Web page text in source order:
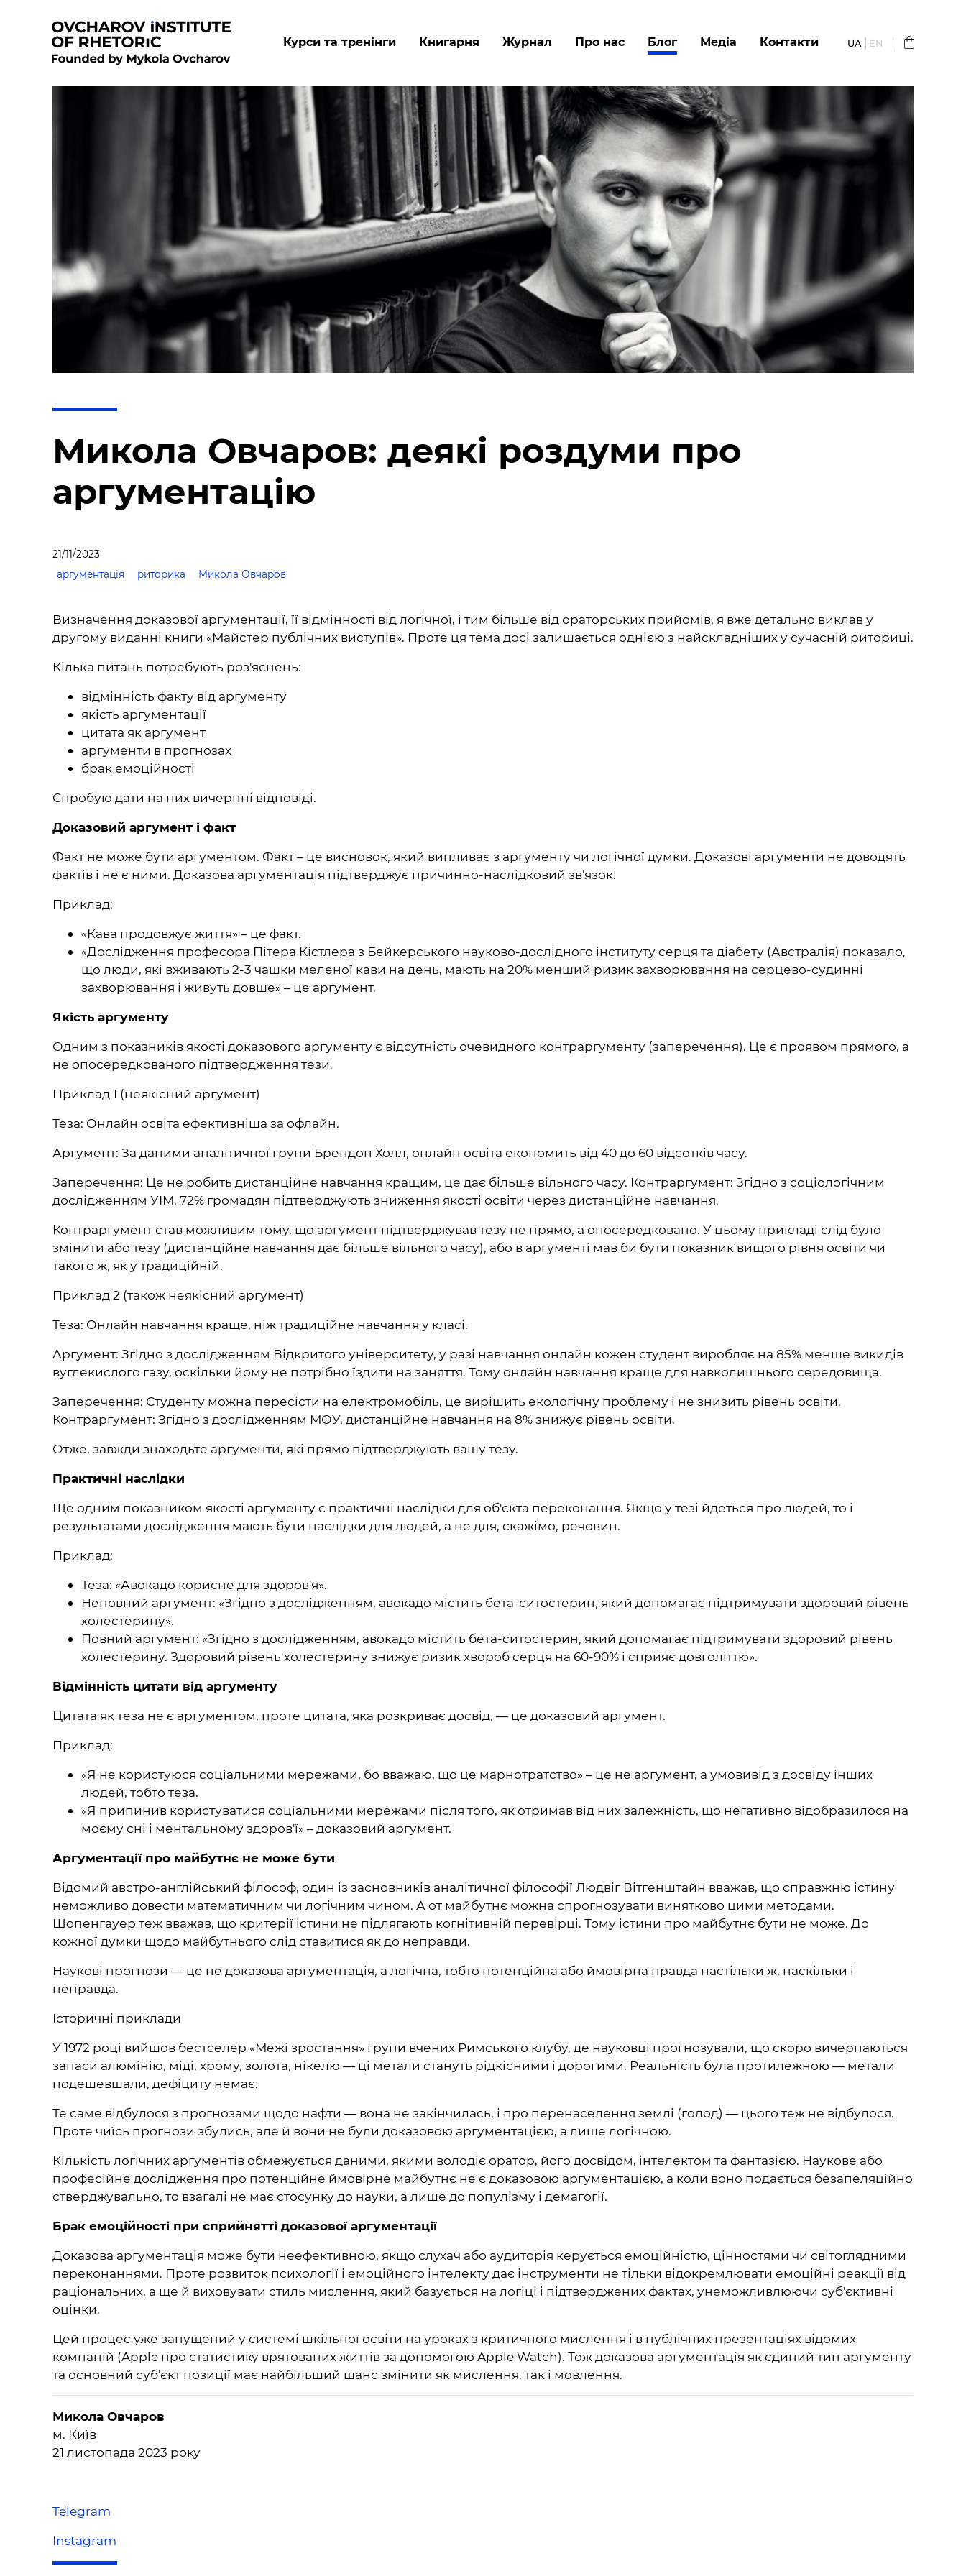
основного
Курси та тренінги Книгарня Журнал Про нас Блог Медіа Контакти UA EN
Микола Овчаров: деякі роздуми про
аргументацію
21/11/2023
аргументація
риторика Микола Овчаров
Визначення доказової аргументації, її відмінності від логічної, і тим більше від ораторських прийомів, я вже детально виклав у
другому виданні книги «Майстер публічних виступів». Проте ця тема досі залишається однією з найскладніших у сучасній риториці.
Кілька питань потребують роз'яснень:
відмінність факту від аргументу
якість аргументації
цитата як аргумент
аргументи в прогнозах
брак емоційності
Спробую дати на них вичерпні відповіді.
Доказовий аргумент і факт
Факт не може бути аргументом. Факт – це висновок, який випливає з аргументу чи логічної думки. Доказові аргументи не доводять
фактів і не є ними. Доказова аргументація підтверджує причинно-наслідковий зв'язок.
Приклад:
«Кава продовжує життя» – це факт.
«Дослідження професора Пітера Кістлера з Бейкерського науково-дослідного інституту серця та діабету (Австралія) показало,
що люди, які вживають 2-3 чашки меленої кави на день, мають на 20% менший ризик захворювання на серцево-судинні
захворювання і живуть довше» – це аргумент.
Якість аргументу
Одним з показників якості доказового аргументу є відсутність очевидного контраргументу (заперечення). Це є проявом прямого, а
не опосередкованого підтвердження тези.
Приклад 1 (неякісний аргумент)
Теза: Онлайн освіта ефективніша за офлайн.
Аргумент: За даними аналітичної групи Брендон Холл, онлайн освіта економить від 40 до 60 відсотків часу.
Заперечення: Це не робить дистанційне навчання кращим, це дає більше вільного часу. Контраргумент: Згідно з соціологічним
дослідженням УІМ, 72% громадян підтверджують зниження якості освіти через дистанційне навчання.
Контраргумент став можливим тому, що аргумент підтверджував тезу не прямо, а опосередковано. У цьому прикладі слід було
змінити або тезу (дистанційне навчання дає більше вільного часу), або в аргументі мав би бути показник вищого рівня освіти чи
такого ж, як у традиційній.
Приклад 2 (також неякісний аргумент)
Теза: Онлайн навчання краще, ніж традиційне навчання у класі.
Аргумент: Згідно з дослідженням Відкритого університету, у разі навчання онлайн кожен студент виробляє на 85% менше викидів
вуглекислого газу, оскільки йому не потрібно їздити на заняття. Тому онлайн навчання краще для навколишнього середовища.
Заперечення: Студенту можна пересісти на електромобіль, це вирішить екологічну проблему і не знизить рівень освіти.
Контраргумент: Згідно з дослідженням МОУ, дистанційне навчання на 8% знижує рівень освіти.
Отже, завжди знаходьте аргументи, які прямо підтверджують вашу тезу.
Практичні наслідки
Ще одним показником якості аргументу є практичні наслідки для об'єкта переконання. Якщо у тезі йдеться про людей, то і
результатами дослідження мають бути наслідки для людей, а не для, скажімо, речовин.
Приклад:
Теза: «Авокадо корисне для здоров'я».
Неповний аргумент: «Згідно з дослідженням, авокадо містить бета-ситостерин, який допомагає підтримувати здоровий рівень
холестерину».
Повний аргумент: «Згідно з дослідженням, авокадо містить бета-ситостерин, який допомагає підтримувати здоровий рівень
холестерину. Здоровий рівень холестерину знижує ризик хвороб серця на 60-90% і сприяє довголіттю».
Відмінність цитати від аргументу
Цитата як теза не є аргументом, проте цитата, яка розкриває досвід, — це доказовий аргумент.
Приклад:
«Я не користуюся соціальними мережами, бо вважаю, що це марнотратство» – це не аргумент, а умовивід з досвіду інших
людей, тобто теза.
«Я припинив користуватися соціальними мережами після того, як отримав від них залежність, що негативно відобразилося на
моєму сні і ментальному здоров'ї» – доказовий аргумент.
Аргументації про майбутнє не може бути
Відомий австро-англійський філософ, один із засновників аналітичної філософії Людвіг Вітгенштайн вважав, що справжню істину
неможливо довести математичним чи логічним чином. А от майбутнє можна спрогнозувати винятково цими методами.
Шопенгауер теж вважав, що критерії істини не підлягають когнітивній перевірці. Тому істини про майбутнє бути не може. До
кожної думки щодо майбутнього слід ставитися як до неправди.
Наукові прогнози — це не доказова аргументація, а логічна, тобто потенційна або ймовірна правда настільки ж, наскільки і
неправда.
Історичні приклади
У 1972 році вийшов бестселер «Межі зростання» групи вчених Римського клубу, де науковці прогнозували, що скоро вичерпаються
запаси алюмінію, міді, хрому, золота, нікелю — ці метали стануть рідкісними і дорогими. Реальність була протилежною — метали
подешевшали, дефіциту немає.
Те саме відбулося з прогнозами щодо нафти — вона не закінчилась, і про перенаселення землі (голод) — цього теж не відбулося.
Проте чиїсь прогнози збулись, але й вони не були доказовою аргументацією, а лише логічною.
Кількість логічних аргументів обмежується даними, якими володіє оратор, його досвідом, інтелектом та фантазією. Наукове або
професійне дослідження про потенційне ймовірне майбутнє не є доказовою аргументацією, а коли воно подається безапеляційно
стверджувально, то взагалі не має стосунку до науки, а лише до популізму і демагогії.
Брак емоційності при сприйнятті доказової аргументації
Доказова аргументація може бути неефективною, якщо слухач або аудиторія керується емоційністю, цінностями чи світоглядними
переконаннями. Проте розвиток психології і емоційного інтелекту дає інструменти не тільки відокремлювати емоційні реакції від
раціональних, а ще й виховувати стиль мислення, який базується на логіці і підтверджених фактах, унеможливлюючи суб'єктивні
оцінки.
Цей процес уже запущений у системі шкільної освіти на уроках з критичного мислення і в публічних презентаціях відомих
компаній (Apple про статистику врятованих життів за допомогою Apple Watch). Тож доказова аргументація як єдиний тип аргументу
та основний суб'єкт позиції має найбільший шанс змінити як мислення, так і мовлення.
Микола Овчаров
м. Київ
21 листопада 2023 року
Telegram
Instagram